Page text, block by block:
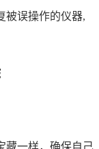
被误操作的仪器,